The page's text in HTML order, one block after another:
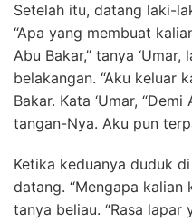
Setelah itu, datang laki-
“Apa yang membuat
Abu Bakar,” tanya
belakangan. “Aku keluar
Bakar. Kata ‘Umar,
tangan-Nya. Aku pun
Ketika keduanya duduk
datang. “Mengapa kalian
tanya beliau. “Rasa